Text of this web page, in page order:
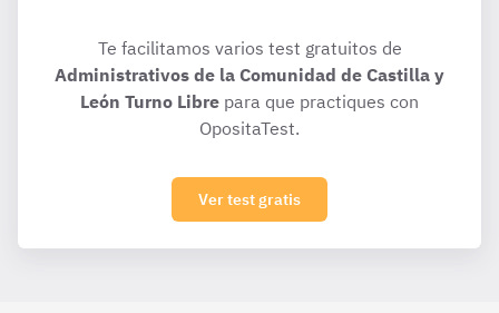
Te facilitamos varios test gratuitos de
Administrativos de la Comunidad de Castilla y
León Turno Libre para que practiques con
OpositaTest.
Ver test gratis